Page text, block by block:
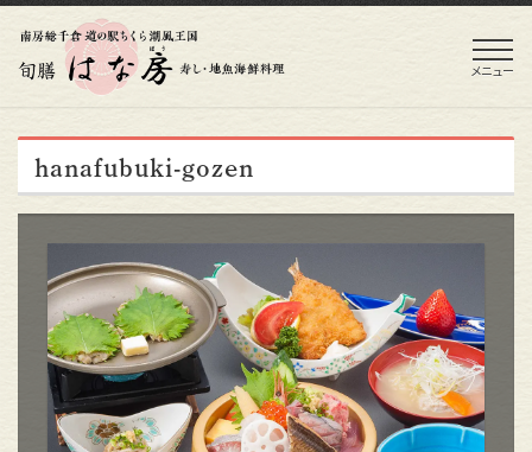
メニュー
hanafubuki-gozen